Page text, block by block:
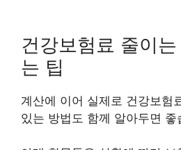
건강보험료 줄이
는 팁
계산에 이어 실제로 건강보험
있는 방법도 함께 알아두면 좋